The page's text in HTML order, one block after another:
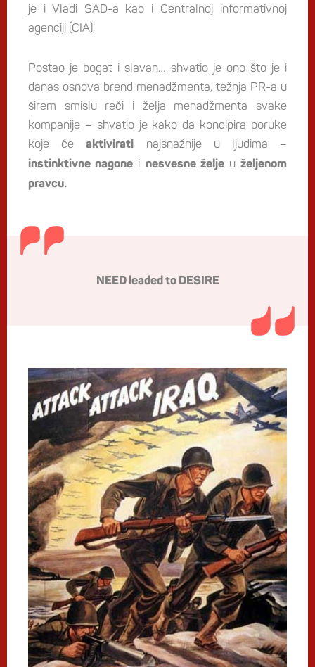
je i Vladi SAD-a kao i Centralnoj informativnoj
agenciji (CIA).
Postao je bogat i slavan… shvatio je ono što je i
danas osnova brend menadžmenta, težnja PR-a u
širem smislu reči i želja menadžmenta svake
kompanije – shvatio je kako da koncipira poruke
koje ćeaktivirati najsnažnije u ljudima –
instinktivne nagone i nesvesne željeuželjenom
pravcu.
NEED leaded to DESIRE